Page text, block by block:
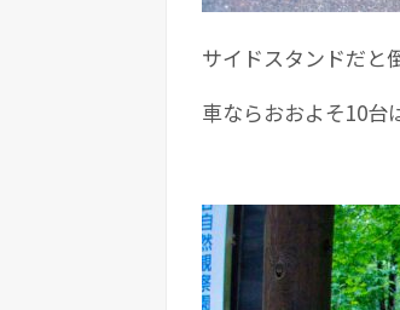
サイドスタンドだと
車ならおおよそ10台